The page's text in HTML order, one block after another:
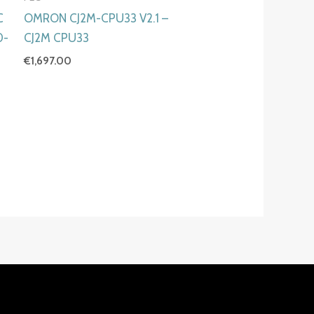
OMRON CJ2M-CPU33 V2.1 –
CJ2M CPU33
€1,697.00